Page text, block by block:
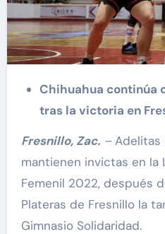
Chihuahua continúa
tras la victoria en
Fresnillo, Zac.–Adelitas
mantienen invictas en la
Femenil 2022, después
Plateras de Fresnillo la
Gimnasio Solidaridad.